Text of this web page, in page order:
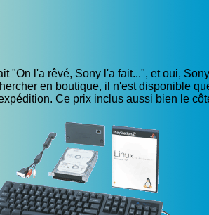
"On l'a rêvé, Sony l'a fait...", et oui,
en boutique, il n'est disponible
Ce prix inclus aussi bien le